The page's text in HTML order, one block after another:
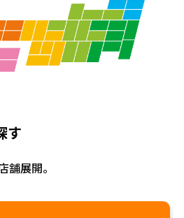
す
舗展開。